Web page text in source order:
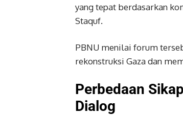
yang tepat berdasarkan
Staquf.
PBNU menilai forum
rekonstruksi Gaza dan
Perbedaan
Dialog